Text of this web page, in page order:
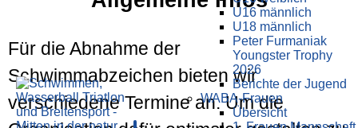
U16 männlich
U18 männlich
Peter Furmaniak
Youngster Trophy
2026
Berichte der Jugend
WABA-Frauen
Übersicht
Für die Abnahme der
Schwimmabzeichen bieten wir
verschiedene Termine an. Um die